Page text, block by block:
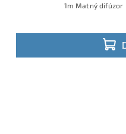
1m Matný difúzor